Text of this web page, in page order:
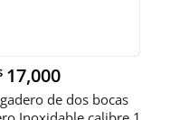
17,000
de dos bocas